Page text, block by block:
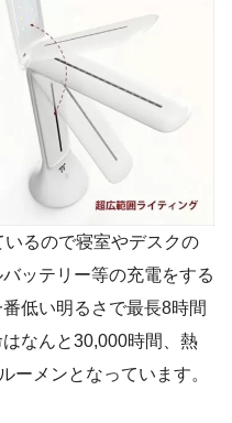
るので寝室やデスクの
ッテリー等の充電をする
低い明るさで最長8時間
なんと30,000時間、熱
ーメンとなっています。